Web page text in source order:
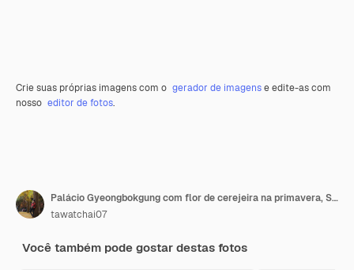
Crie suas próprias imagens com o gerador de imagense edite-as com
nosso editor de fotos.
Palácio Gyeongbokgung com flor de cerejeira na primavera, Seul, na Coréia.
tawatchai07
Você também pode gostar destas fotos